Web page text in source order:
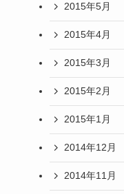
2015年5月
2015年4月
2015年3月
2015年2月
2015年1月
2014年12月
2014年11月